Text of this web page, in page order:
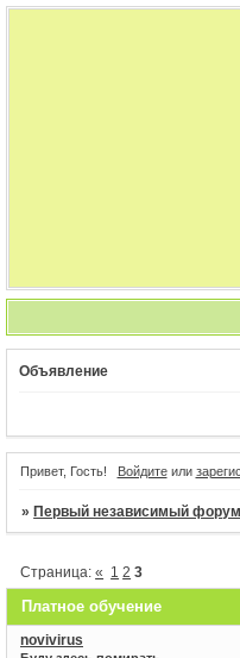
Объявление
Привет, Гость! Войдитеили
»Первый независимый
Платное обучение
Страница:« 1 2 3
novivirus